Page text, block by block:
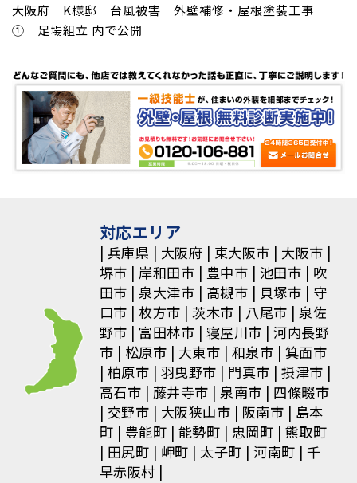
投
稿
ナ
ビ
ゲ
ー
大阪府 K様邸 台風被害 外壁補修・屋根塗装工事
① 足場組立 内で公開
対応エリア
兵庫県 大阪府 東大阪市
大阪市
堺市
岸和田市 豊中市 池田市
吹
田市
泉大津市 高槻市 貝塚市
守
口市
枚方市 茨木市 八尾市
泉佐
野市
富田林市 寝屋川市
河内長野
市
松原市 大東市 和泉市 箕面市
柏原市 羽曳野市 門真市
摂津市
高石市
藤井寺市 泉南市
四條畷市
交野市
大阪狭山市 阪南市
島本
町
豊能町 能勢町 忠岡町 熊取町
田尻町
岬町 太子町 河南町
千
早赤阪村